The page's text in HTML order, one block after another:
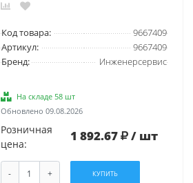
Код товара:
9667409
Артикул:
9667409
Бренд:
Инженерсервис
На складе 58 шт
Обновлено 09.08.2026
Розничная
цена:
1 892.67 / шт
- + КУПИТЬ